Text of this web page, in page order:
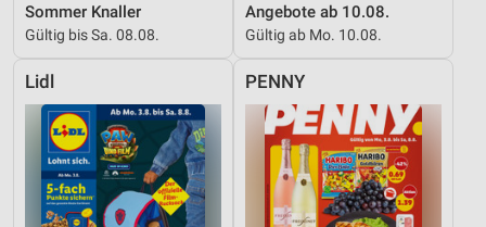
Sommer Knaller
Gültig bis Sa. 08.08.
Angebote ab 10.08.
Gültig ab Mo. 10.08.
Lidl PENNY